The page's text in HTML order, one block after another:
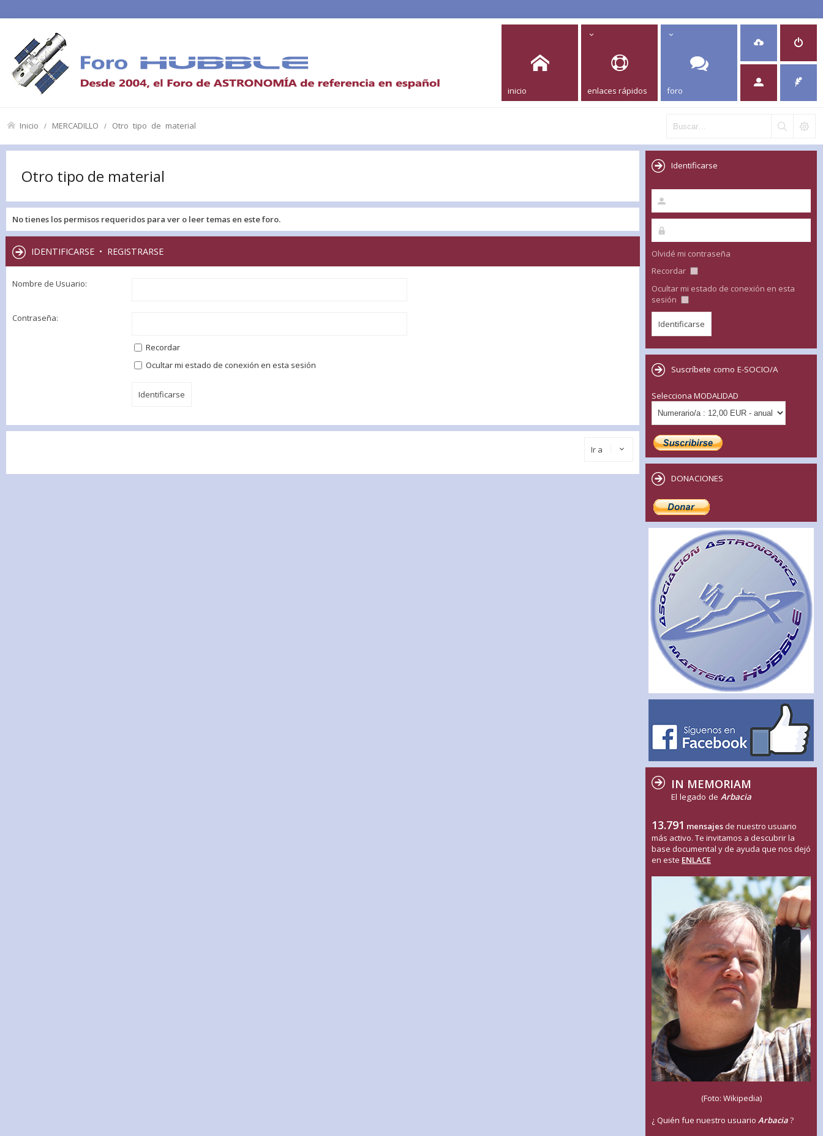
inicio enlaces rápidos foro
Inicio MERCADILLO Otro tipo de material
Otro tipo de material
No tienes los permisos requeridos para ver o leer temas en este foro.
IDENTIFICARSE • REGISTRARSE
Nombre de Usuario:
Contraseña:
Recordar
Ocultar mi estado de conexión en esta sesión
Ir a
Identificarse
Olvidé mi contraseña
Recordar
Ocultar mi estado de conexión en esta
sesión
Suscríbete como E-SOCIO/A
Selecciona MODALIDAD
DONACIONES
IN MEMORIAM
El legado de Arbacia
13.791 mensajes de nuestro usuario
más activo. Te invitamos a descubrir la
base documental y de ayuda que nos dejó
en este ENLACE
(Foto: Wikipedia)
¿ Quién fue nuestro usuario Arbacia?